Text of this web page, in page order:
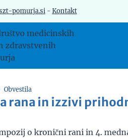
pomurja.si - Kontakt
Obvestila
rana in izzivi
o kronični rani in 4.